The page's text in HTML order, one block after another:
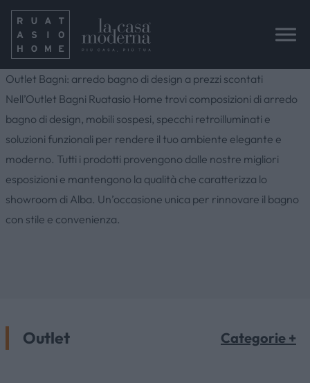
Outlet Bagni: arredo bagno di design a prezzi scontati
Nell’Outlet Bagni Ruatasio Home trovi composizioni di arredo
bagno di design, mobili sospesi, specchi retroilluminati e
soluzioni funzionali per rendere il tuo ambiente elegante e
moderno. Tutti i prodotti provengono dalle nostre migliori
esposizioni e mantengono la qualità che caratterizza lo
showroom di Alba. Un’occasione unica per rinnovare il bagno
con stile e convenienza.
Outlet Categorie +